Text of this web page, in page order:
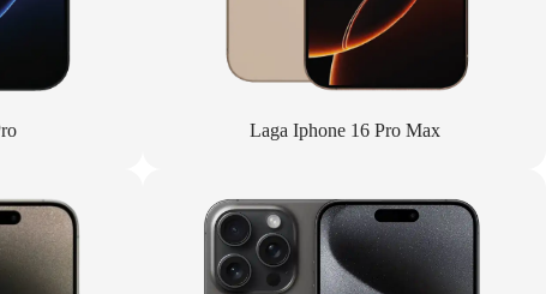
Laga Iphone 16 Pro Max